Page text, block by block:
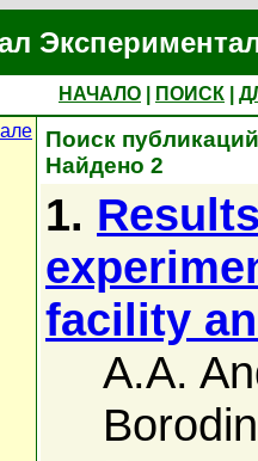
НАЧАЛО ПОИСК
Поиск
Найдено 2
1.
facility
A.A.
Borodin